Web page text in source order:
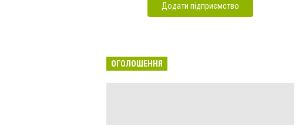
Додати підприємство
ОГОЛОШЕННЯ